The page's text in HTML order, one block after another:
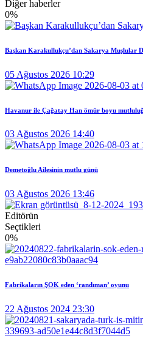
Diğer haberler
0%
Başkan Karakullukçu’dan Sakarya Muşlular
05 Ağustos 2026 10:29
Havanur ile Çağatay Han ömür boyu
03 Ağustos 2026 14:40
Demetoğlu Ailesinin mutlu günü
03 Ağustos 2026 13:46
Editörün
Seçtikleri
0%
Fabrikaların ŞOK eden ‘randıman’ oyunu
22 Ağustos 2024 23:30